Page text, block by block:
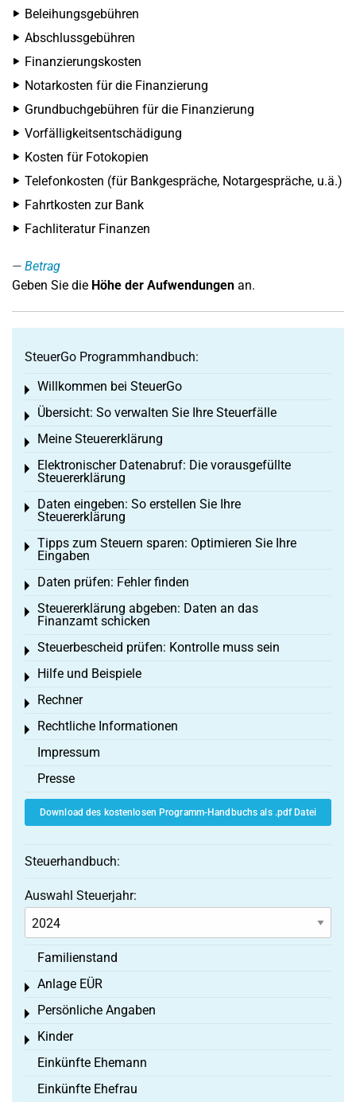
Beleihungsgebühren
Abschlussgebühren
Finanzierungskosten
Notarkosten für die Finanzierung
Grundbuchgebühren für die Finanzierung
Vorfälligkeitsentschädigung
Kosten für Fotokopien
Telefonkosten (für Bankgespräche, Notargespräche, u.ä.)
Fahrtkosten zur Bank
Fachliteratur Finanzen
Betrag
Geben Sie die Höhe der Aufwendungen an.
SteuerGo Programmhandbuch:
Willkommen bei SteuerGo
Toggle menu
Übersicht: So verwalten Sie Ihre Steuerfälle
Toggle menu
Meine Steuererklärung
Toggle menu
Elektronischer Datenabruf: Die vorausgefüllte
Steuererklärung
Toggle menu
Daten eingeben: So erstellen Sie Ihre
Steuererklärung
Toggle menu
Tipps zum Steuern sparen: Optimieren Sie Ihre
Eingaben
Toggle menu
Daten prüfen: Fehler finden
Toggle menu
Steuererklärung abgeben: Daten an das
Finanzamt schicken
Toggle menu
Steuerbescheid prüfen: Kontrolle muss sein
Toggle menu
Hilfe und Beispiele
Toggle menu
Rechner
Toggle menu
Rechtliche Informationen
Toggle menu
Impressum
Presse
Download des kostenlosen Programm-Handbuchs als .pdf Datei
Steuerhandbuch:
Auswahl Steuerjahr:
Familienstand
Anlage EÜR
Toggle menu
Persönliche Angaben
Toggle menu
Kinder
Toggle menu
Einkünfte Ehemann
Einkünfte Ehefrau